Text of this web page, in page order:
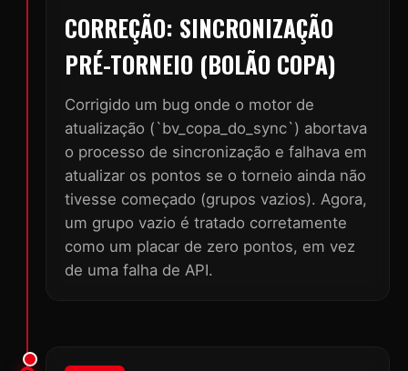
CORREÇÃO: SINCRONIZAÇÃO
PRÉ-TORNEIO (BOLÃO COPA)
Corrigido um bug onde o motor de
atualização (`bv_copa_do_sync`) abortava
o processo de sincronização e falhava em
atualizar os pontos se o torneio ainda não
tivesse começado (grupos vazios). Agora,
um grupo vazio é tratado corretamente
como um placar de zero pontos, em vez
de uma falha de API.